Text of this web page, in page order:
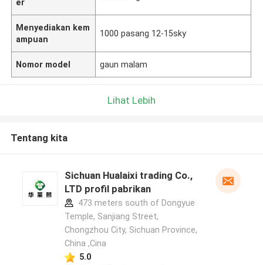
er
Menyediakan kem
ampuan
1000 pasang 12-15sky
Nomor model gaun malam
Lihat Lebih
Tentang kita
Sichuan Hualaixi trading Co.,
LTD profil pabrikan
473 meters south of Dongyue
Temple, Sanjiang Street,
Chongzhou City, Sichuan Province,
China ,Cina
5.0